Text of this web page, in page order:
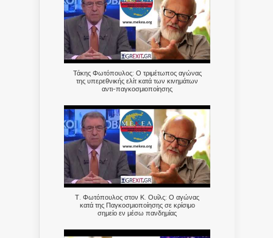
Τάκης Φωτόπουλος: Ο τριμέτωπος αγώνας
της υπερεθνικής ελίτ κατά των κινημάτων
αντι-παγκοσμιοποίησης
Τ. Φωτόπουλος στον Κ. Ουίλς: Ο αγώνας
κατά της Παγκοσμιοποίησης σε κρίσιμο
σημείο εν μέσω πανδημίας